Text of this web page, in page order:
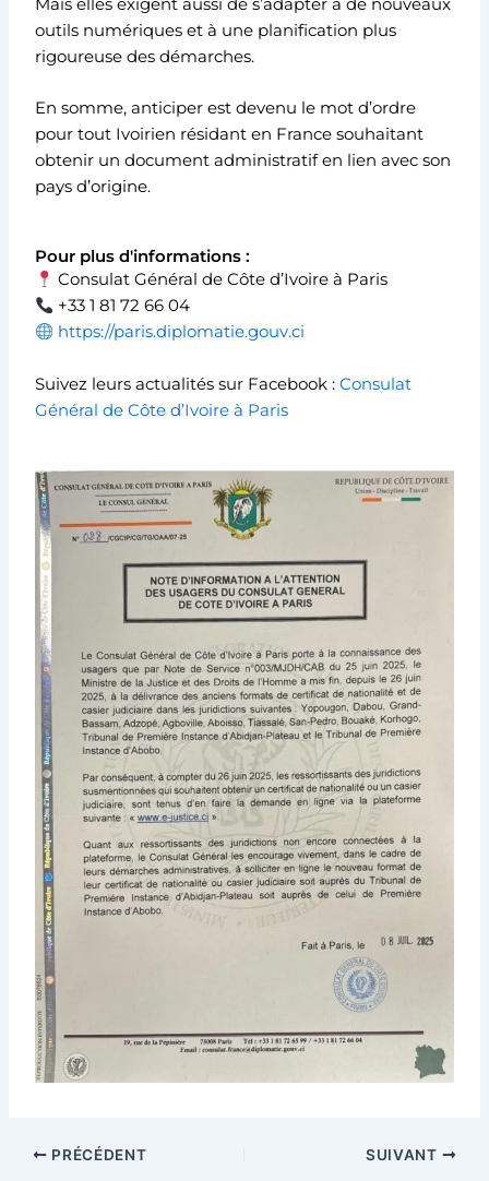
outils numériques et à une planification plus
rigoureuse des démarches.
En somme, anticiper est devenu le mot d’ordre
pour tout Ivoirien résidant en France souhaitant
obtenir un document administratif en lien avec son
pays d’origine.
Pour plus d'informations :
Consulat Général de Côte d’Ivoire à Paris
+33 1 81 72 66 04
https://paris.diplomatie.gouv.ci
Suivez leurs actualités sur Facebook :Consulat
Général de Côte d’Ivoire à Paris
PRÉCÉDENT SUIVANT